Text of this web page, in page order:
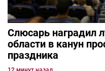
Слюсарь наградил
области в канун
праздника